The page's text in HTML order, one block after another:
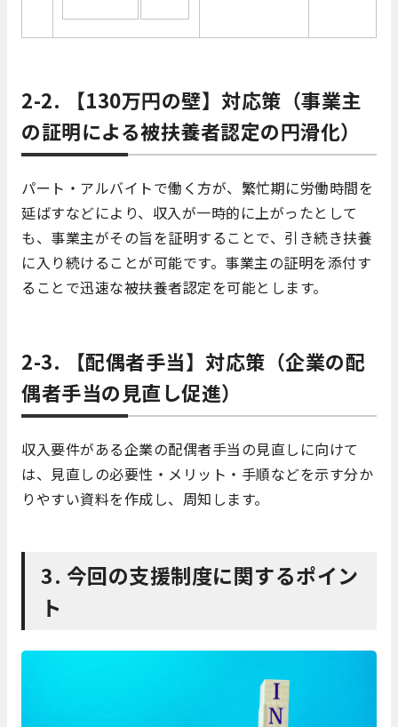
2-2. 【130万円の壁】対応策（事業主
の証明による被扶養者認定の円滑化）
パート・アルバイトで働く方が、繁忙期に労働時間を
延ばすなどにより、収入が一時的に上がったとして
も、事業主がその旨を証明することで、引き続き扶養
に入り続けることが可能です。事業主の証明を添付す
ることで迅速な被扶養者認定を可能とします。
2-3. 【配偶者手当】対応策（企業の配
偶者手当の見直し促進）
収入要件がある企業の配偶者手当の見直しに向けて
は、見直しの必要性・メリット・手順などを示す分か
りやすい資料を作成し、周知します。
3. 今回の支援制度に関するポイン
ト